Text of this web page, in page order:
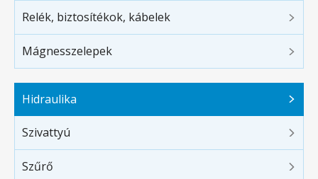
Relék, biztosítékok, kábelek
Mágnesszelepek
Hidraulika
Szivattyú
Szűrő